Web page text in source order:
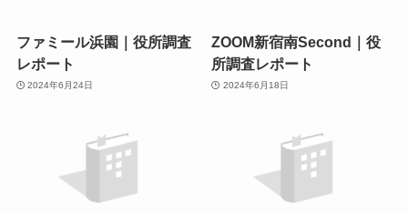
ファミール浜園｜役所調査
レポート
2024年6月24日
ZOOM新宿南Second｜役
所調査レポート
2024年6月18日